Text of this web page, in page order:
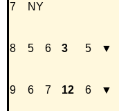
7 NY
8 5 6 3 5 ▼
9 6 7 12 6 ▼